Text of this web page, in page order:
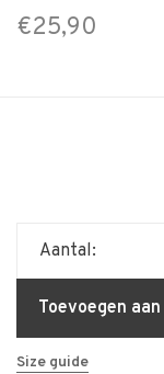
€25,90
Aantal:
Toevoegen
Size guide